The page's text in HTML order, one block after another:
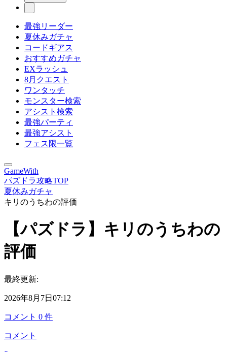
最強リーダー
夏休みガチャ
コードギアス
おすすめガチャ
EXラッシュ
8月クエスト
ワンタッチ
モンスター検索
アシスト検索
最強パーティ
最強アシスト
フェス限一覧
GameWith
パズドラ攻略TOP
夏休みガチャ
キリのうちわの評価
【パズドラ】キリのうちわの
評価
最終更新:
2026年8月7日07:12
コメント 0 件
コメント